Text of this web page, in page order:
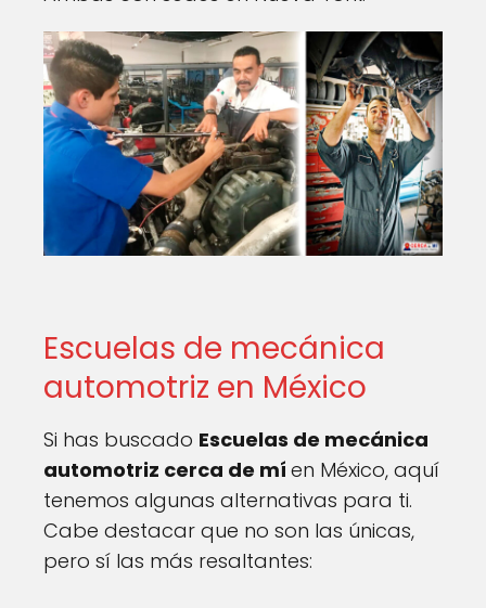
Escuelas de mecánica
automotriz en México
Si has buscado Escuelas de mecánica
automotriz cerca de mí en México, aquí
tenemos algunas alternativas para ti.
Cabe destacar que no son las únicas,
pero sí las más resaltantes: